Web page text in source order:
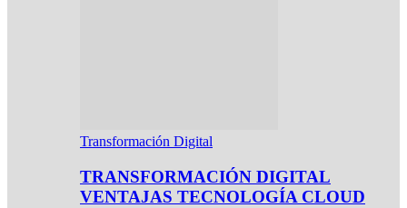
Transformación Digital
TRANSFORMACIÓN DIGITAL
VENTAJAS TECNOLOGÍA CLOUD